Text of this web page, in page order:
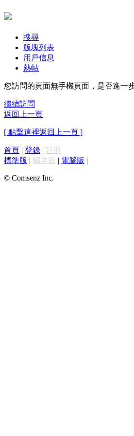
搜尋
版塊列表
用戶信息
熱帖
您訪問的頁面無手機頁面，是否進一
繼續訪問
返回上一頁
[ 點擊這裡返回上一頁 ]
首頁 | 登錄 | 註冊
標準版 | 觸屏版 | 電腦版 |
© Comsenz Inc.